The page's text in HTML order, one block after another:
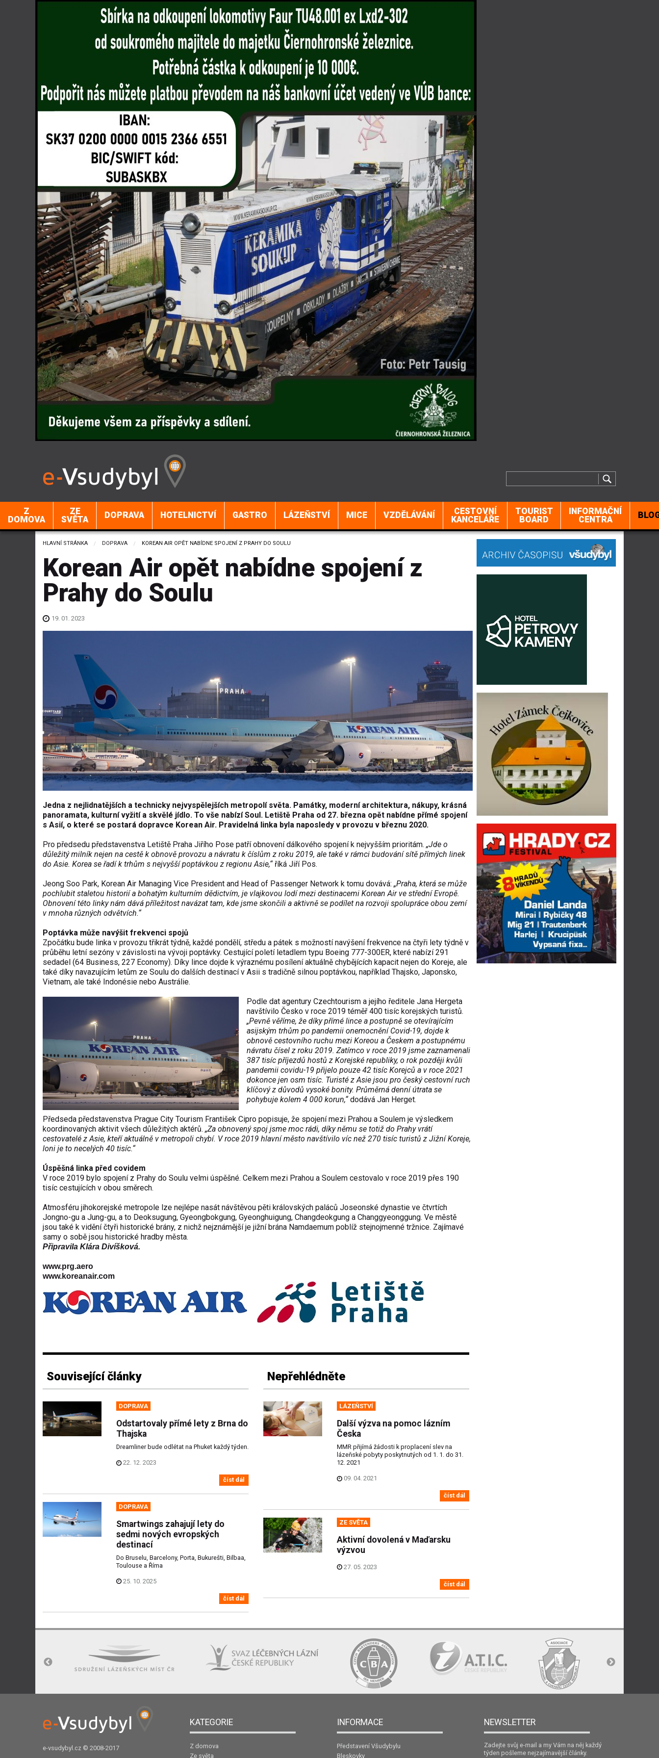
Z
DOMOVA
ZE
SVĚTA
DOPRAVA HOTELNICTVÍ GASTRO LÁZEŇSTVÍ MICE VZDĚLÁVÁNÍ
CESTOVNÍ
KANCELÁŘE
TOURIST
BOARD
INFORMAČNÍ
CENTRA
HLAVNÍ STRÁNKA DOPRAVA CURRENT:
KOREAN AIR OPĚT NABÍDNE SPOJENÍ Z PRAHY DO SOULU
Korean Air opět nabídne spojení z
Prahy do Soulu
19. 01. 2023
Jedna z nejlidnatějších a technicky nejvyspělejších metropolí světa. Památky, moderní architektura, nákupy, krásná
panoramata, kulturní vyžití a skvělé jídlo. To vše nabízí Soul. Letiště Praha od 27. března opět nabídne přímé spojení
s Asií, o které se postará dopravce Korean Air. Pravidelná linka byla naposledy v provozu v březnu 2020.
Pro předsedu představenstva Letiště Praha Jiřího Pose patří obnovení dálkového spojení k nejvyšším prioritám. „Jde o
důležitý milník nejen na cestě k obnově provozu a návratu k číslům z roku 2019, ale také v rámci budování sítě přímých linek
do Asie. Korea se řadí k trhům s nejvyšší poptávkou z regionu Asie,“ říká Jiří Pos.
Jeong Soo Park, Korean Air Managing Vice President and Head of Passenger Network k tomu dovává: „Praha, která se může
pochlubit staletou historií a bohatým kulturním dědictvím, je vlajkovou lodí mezi destinacemi Korean Air ve střední Evropě.
Obnovení této linky nám dává příležitost navázat tam, kde jsme skončili a aktivně se podílet na rozvoji spolupráce obou zemí
v mnoha různých odvětvích.“
Poptávka může navýšit frekvenci spojů
Zpočátku bude linka v provozu třikrát týdně, každé pondělí, středu a pátek s možností navýšení frekvence na čtyři lety týdně v
průběhu letní sezóny v závislosti na vývoji poptávky. Cestující poletí letadlem typu Boeing 777-300ER, které nabízí 291
sedadel (64 Business, 227 Economy). Díky lince dojde k výraznému posílení aktuálně chybějících kapacit nejen do Koreje, ale
také díky navazujícím letům ze Soulu do dalších destinací v Asii s tradičně silnou poptávkou, například Thajsko, Japonsko,
Vietnam, ale také Indonésie nebo Austrálie.
Podle dat agentury Czechtourism a jejího ředitele Jana Hergeta
navštívilo Česko v roce 2019 téměř 400 tisíc korejských turistů.
„Pevně věříme, že díky přímé lince a postupně se otevírajícím
asijským trhům po pandemii onemocnění Covid-19, dojde k
obnově cestovního ruchu mezi Koreou a Českem a postupnému
návratu čísel z roku 2019. Zatímco v roce 2019 jsme zaznamenali
387 tisíc příjezdů hostů z Korejské republiky, o rok později kvůli
pandemii covidu-19 přijelo pouze 42 tisíc Korejců a v roce 2021
dokonce jen osm tisíc. Turisté z Asie jsou pro český cestovní ruch
klíčový z důvodů vysoké bonity. Průměrná denní útrata se
pohybuje kolem 4 000 korun,“ dodává Jan Herget.
Předseda představenstva Prague City Tourism František Cipro popisuje, že spojení mezi Prahou a Soulem je výsledkem
koordinovaných aktivit všech důležitých aktérů. „Za obnovený spoj jsme moc rádi, díky němu se totiž do Prahy vrátí
cestovatelé z Asie, kteří aktuálně v metropoli chybí. V roce 2019 hlavní město navštívilo víc než 270 tisíc turistů z Jižní Koreje,
loni je to necelých 40 tisíc.“
Úspěšná linka před covidem
V roce 2019 bylo spojení z Prahy do Soulu velmi úspěšné. Celkem mezi Prahou a Soulem cestovalo v roce 2019 přes 190
tisíc cestujících v obou směrech.
Atmosféru jihokorejské metropole lze nejlépe nasát návštěvou pěti královských paláců Joseonské dynastie ve čtvrtích
Jongno-gu a Jung-gu, a to Deoksugung, Gyeongbokgung, Gyeonghuigung, Changdeokgung a Changgyeonggung. Ve městě
jsou také k vidění čtyři historické brány, z nichž nejznámější je jižní brána Namdaemum poblíž stejnojmenné tržnice. Zajímavé
samy o sobě jsou historické hradby města.
Připravila Klára Divíšková.
www.prg.aero
www.koreanair.com
Související články
DOPRAVA
Odstartovaly přímé lety z Brna do
Thajska
Dreamliner bude odlétat na Phuket každý týden.
22. 12. 2023
číst dál
DOPRAVA
Smartwings zahajují lety do
sedmi nových evropských
destinací
Do Bruselu, Barcelony, Porta, Bukurešti, Bilbaa,
Toulouse a Říma
25. 10. 2025
číst dál
Nepřehlédněte
LÁZEŇSTVÍ
Další výzva na pomoc lázním
Česka
MMR přijímá žádosti k proplacení slev na
lázeňské pobyty poskytnutých od 1. 1. do 31.
12. 2021
09. 04. 2021
číst dál
ZE SVĚTA
Aktivní dovolená v Maďarsku
výzvou
27. 05. 2023
číst dál
e-vsudybyl.cz © 2008-2017
KATEGORIE
Z domova
Ze světa
INFORMACE
Představení Všudybylu
Bleskovky
NEWSLETTER
Zadejte svůj e-mail a my Vám na něj každý
týden pošleme nejzajímavější články.